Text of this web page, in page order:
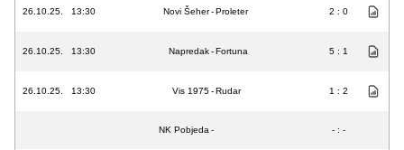
26.10.25. 13:30 Novi Šeher-Proleter 2 : 0
26.10.25. 13:30 Napredak-Fortuna 5 : 1
26.10.25. 13:30 Vis 1975-Rudar 1 : 2
NK Pobjeda - - : -